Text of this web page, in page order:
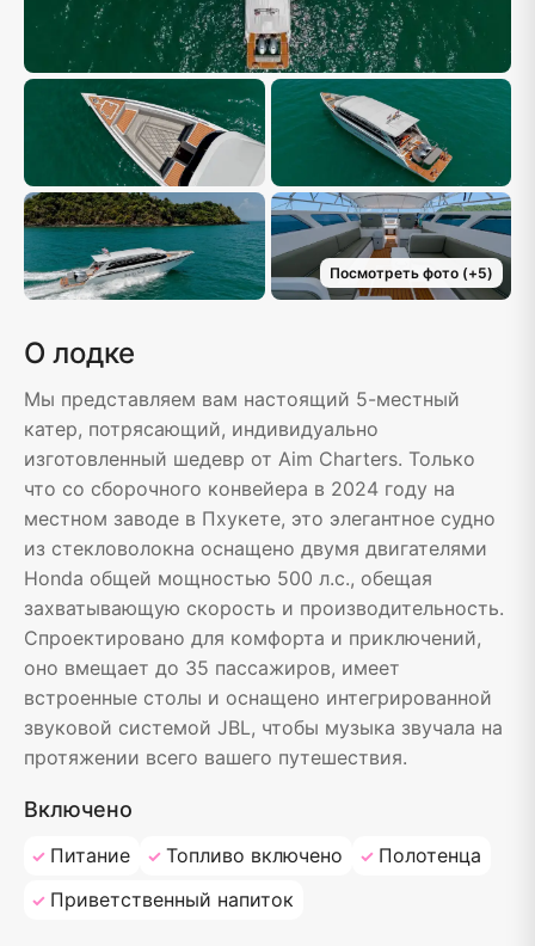
Посмотреть фото(+5)
О лодке
Мы представляем вам настоящий 5-местный
катер, потрясающий, индивидуально
изготовленный шедевр от Aim Charters. Только
что со сборочного конвейера в 2024 году на
местном заводе в Пхукете, это элегантное судно
из стекловолокна оснащено двумя двигателями
Honda общей мощностью 500 л.с., обещая
захватывающую скорость и производительность.
Спроектировано для комфорта и приключений,
оно вмещает до 35 пассажиров, имеет
встроенные столы и оснащено интегрированной
звуковой системой JBL, чтобы музыка звучала на
протяжении всего вашего путешествия.
Включено
Питание Топливо включено
Полотенца
Приветственный напиток